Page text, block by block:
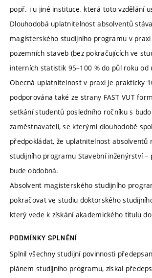
popř. i u jiné instituce, která toto vzdělání
Dlouhodobá uplatnitelnost absolventů
magisterského studijního programu v
pozemních staveb (bez pokračujících ve
interních statistik 95–100 % do půl roku od
Obecná uplatnitelnost v praxi je prakticky
podporována také ze strany FAST VUT
setkání studentů posledního ročníku s
zaměstnavateli, se kterými dlouhodobě
předpokládat, že uplatnitelnost absolventů
studijního programu Stavební inženýrství –
bude obdobná.
Absolvent magisterského studijního
pokračovat ve studiu doktorského
který vede k získání akademického titulu
PODMÍNKY SPLNĚNÍ
Splnil všechny studijní povinnosti
plánem studijního programu, získal